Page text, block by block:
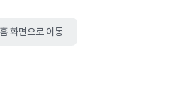
홈 화면으로 이동